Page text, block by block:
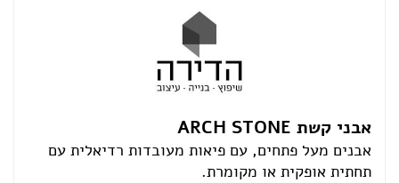
אבני קשת ARCH STONE
אבנים מעל פתחים, עם פיאות מעובדות רדיאלית עם
תחתית אופקית או מקומרת.